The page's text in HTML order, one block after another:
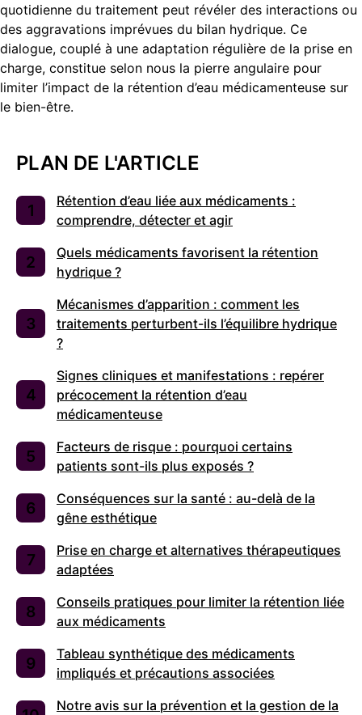
quotidienne du traitement peut révéler des interactions ou
des aggravations imprévues du bilan hydrique. Ce
dialogue, couplé à une adaptation régulière de la prise en
charge, constitue selon nous la pierre angulaire pour
limiter l’impact de la rétention d’eau médicamenteuse sur
le bien-être.
PLAN DE L'ARTICLE
Rétention d’eau liée aux médicaments :
comprendre, détecter et agir
Quels médicaments favorisent la rétention
hydrique ?
Mécanismes d’apparition : comment les
traitements perturbent-ils l’équilibre hydrique
?
Signes cliniques et manifestations : repérer
précocement la rétention d’eau
médicamenteuse
Facteurs de risque : pourquoi certains
patients sont-ils plus exposés ?
Conséquences sur la santé : au-delà de la
gêne esthétique
Prise en charge et alternatives thérapeutiques
adaptées
Conseils pratiques pour limiter la rétention liée
aux médicaments
Tableau synthétique des médicaments
impliqués et précautions associées
Notre avis sur la prévention et la gestion de la